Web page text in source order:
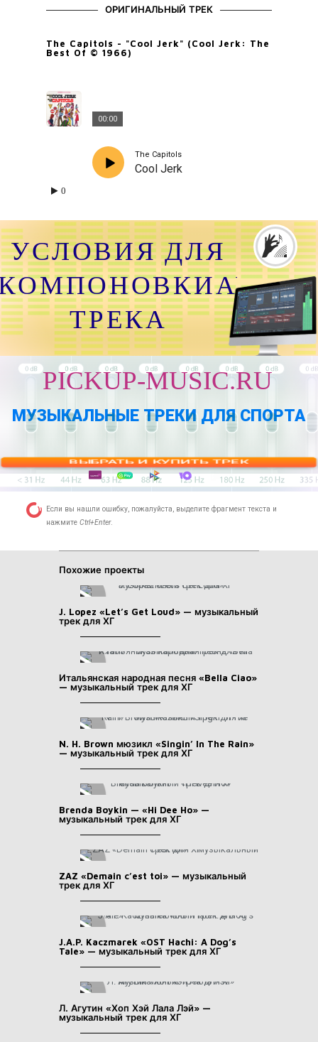
ОРИГИНАЛЬНЫЙ ТРЕК
The Capitols - "Cool Jerk" (Cool Jerk: The
Best Of © 1966)
00:00
The Capitols
Cool Jerk
0
УСЛОВИЯ ДЛЯ
ТРЕКА
PICKUP-MUSIC.RU
МУЗЫКАЛЬНЫЕ ТРЕКИ ДЛЯ СПОРТА
ВЫБРАТЬ И КУПИТЬ ТРЕК
Если вы нашли ошибку, пожалуйста, выделите фрагмент текста и
нажмите Ctrl+Enter.
Похожие проекты
J. Lopez «Let’s Get Loud» — музыкальный
трек для ХГ
Итальянская народная песня «Bella Ciao»
— музыкальный трек для ХГ
N. H. Brown мюзикл «Singin’ In The Rain»
— музыкальный трек для ХГ
Brenda Boykin — «Hi Dee Ho» —
музыкальный трек для ХГ
ZAZ «Demain c’est toi» — музыкальный
трек для ХГ
J.A.P. Kaczmarek «OST Hachi: A Dog’s
Tale» — музыкальный трек для ХГ
Л. Агутин «Хоп Хэй Лала Лэй» —
музыкальный трек для ХГ